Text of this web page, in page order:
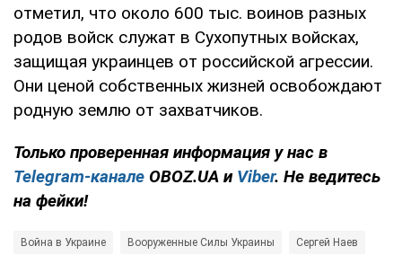
отметил, что около 600 тыс. воинов разных
родов войск служат в Сухопутных войсках,
защищая украинцев от российской агрессии.
Они ценой собственных жизней освобождают
родную землю от захватчиков.
Только проверенная информация у нас в
Telegram-канале OBOZ.UA и Viber. Не ведитесь
на фейки!
Война в Украине Вооруженные Силы Украины Сергей Наев